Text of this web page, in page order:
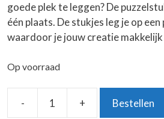
goede plek te leggen? De
één plaats. De stukjes leg je op
waardoor je jouw creatie
Op voorraad
-
Puzzel:
+ Bestellen